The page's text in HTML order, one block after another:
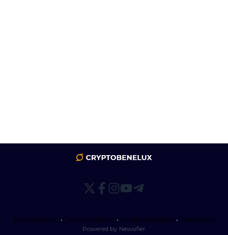
Privacybeleid•Correctiebeleid• Redactiebeleid •Disclaimer
Powered by Newsifier